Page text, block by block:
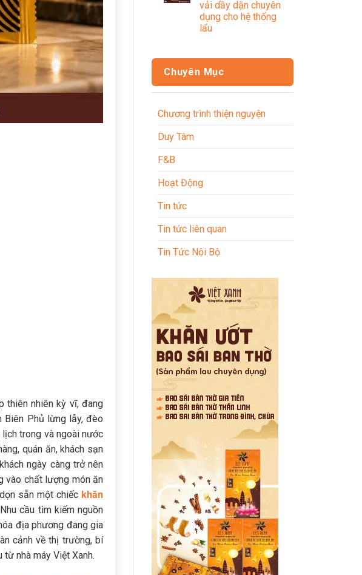
thiên nhiên kỳ vĩ, đang
Biên Phủ lừng lẫy, đèo
lịch trong và ngoài nước
quán ăn, khách sạn
ngày càng trở nên
vào chất lượng món ăn
sẵn một chiếc khăn
cầu tìm kiếm nguồn
địa phương đang gia
cảnh về thị trường, bí
từ nhà máy Việt Xanh.
vải dầy dặn chuyên
dụng cho hệ thống
lẩu
Chuyên Mục
Chương trình thiện nguyện
Duy Tâm
F&B
Hoạt Động
Tin tức
Tin tức liên quan
Tin Tức Nội Bộ